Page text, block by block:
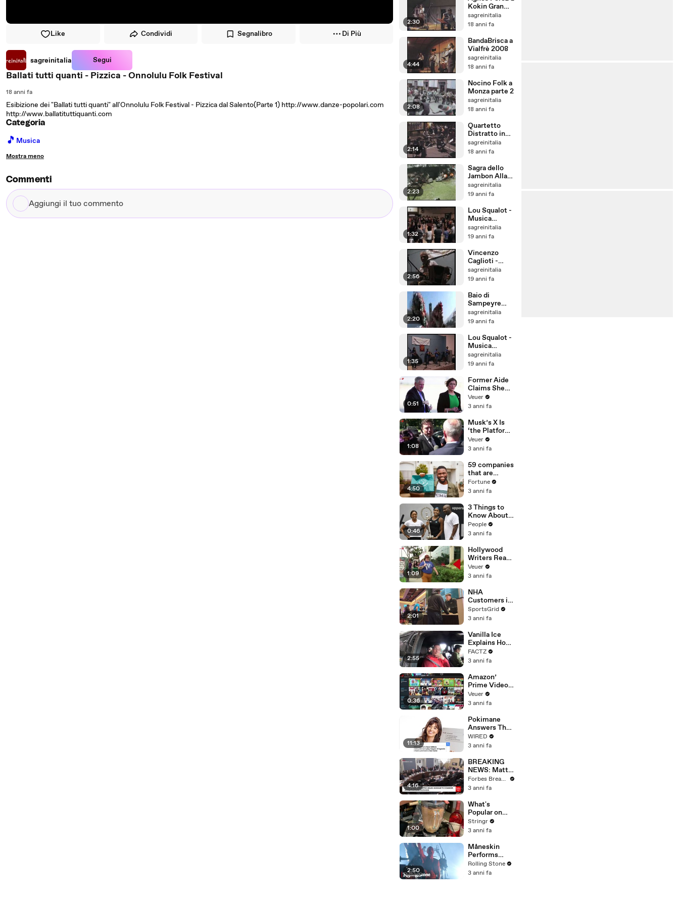
Like Condividi Segnalibro Di Più
sagreinitalia Segui
Ballati tutti quanti - Pizzica - Onnolulu Folk Festival
18 anni fa
Esibizione dei "Ballati tutti quanti" all'Onnolulu Folk Festival - Pizzica dal Salento(Parte 1) http://www.danze-popolari.com
http://www.ballatituttiquanti.com
Categoria
🎵 Musica
Mostra meno
Commenti
Aggiungi
il
2:30
Kokin Gran
Bal Trad
Vialfrè 2008
sagreinitalia
18 anni fa
4:44
BandaBrisca a
Vialfrè 2008
sagreinitalia
18 anni fa
2:08
Nocino Folk a
Monza parte 2
sagreinitalia
18 anni fa
2:14
Quartetto
Distratto in
Concerto -
Fandango
sagreinitalia
18 anni fa
2:23
Sagra dello
Jambon Alla
Brace - Saint-
Oyen 2007
sagreinitalia
19 anni fa
1:32
Lou Squalot -
Musica
Occitana -
Organetto
sagreinitalia
19 anni fa
2:56
Vincenzo
Caglioti -
Organetto
Diatonico
sagreinitalia
19 anni fa
2:20
Baio di
Sampeyre
2007
sagreinitalia
19 anni fa
1:35
Lou Squalot -
Musica
Occitana -
Organetto
sagreinitalia
19 anni fa
0:51
Former Aide
Claims She
Was Asked to
Make a ‘Hit
Trump
Veuer
3 anni fa
1:08
Musk’s X Is
‘the Platform
With the
Largest Ratio
Misinformatio
n or
Disinformatio
n’ Amongst
All Social
Media
Platforms
Veuer
3 anni fa
4:50
59 companies
that are
changing the
world: From
Chobani
Fortune
3 anni fa
0:46
3 Things to
Know About
Coco Gauff's
Parents
People
3 anni fa
1:09
Hollywood
Writers Reach
‘Tentative
Agreement’
After 146 Day
Strike
Veuer
3 anni fa
2:01
NHA
Customers in
Limbo as
Company
Potential
Merger
SportsGrid
3 anni fa
2:55
Vanilla Ice
Explains How
the 90’s
Shaped
FACTZ
3 anni fa
0:36
Amazon’
Prime Video
Will Show
Commercials
Year
Veuer
3 anni fa
11:13
Pokimane
Answers The
Web's Most
Searched
WIRED
3 anni fa
4:16
BREAKING
NEWS: Matt
Gaetz Tells
House
'I'm Not Going
To Vote For A
Continuing
Resolution'
Forbes Breaking News
3 anni fa
1:00
What's
Popular on
Uber Eats?
Stringr
3 anni fa
2:50
Måneskin
Performs
"HONEY" at
MSG
Rolling Stone
3 anni fa